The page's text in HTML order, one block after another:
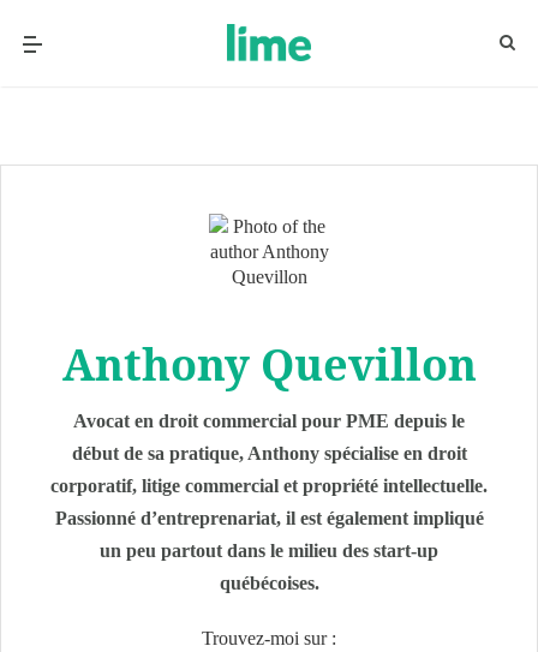
Anthony Quevillon
Avocat en droit commercial pour PME depuis le
début de sa pratique, Anthony spécialise en droit
corporatif, litige commercial et propriété intellectuelle.
Passionné d’entreprenariat, il est également impliqué
un peu partout dans le milieu des start-up
québécoises.
Trouvez-moi sur :